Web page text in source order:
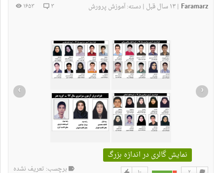
Faramarz
|۱۳ سال قبل | دسته:آموزش پرورش ۳ ۱۶۵۳
‹
›
نمایش گالری در اندازه بزرگ
برچسب: تعریف نشده